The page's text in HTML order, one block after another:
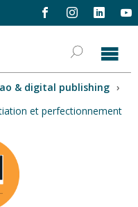
& digital publishing ›
et perfectionnement